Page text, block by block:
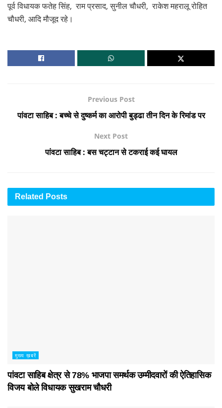
पूर्व विधायक फतेह सिंह, राम प्रसाद, सुनील चौधरी, राकेश महरालू रोहित
चौधरी, आदि मौजूद रहे।
Previous Post
पांवटा साहिब : बच्चे से दुष्कर्म का आरोपी बुड्ढा तीन दिन के रिमांड पर
Next Post
पांवटा साहिब : बस चट्टान से टकराई कई घायल
Related Posts
मुख्य ख़बरें
पांवटा साहिब क्षेत्र से 78% भाजपा समर्थक उम्मीदवारों की ऐतिहासिक
विजय बोले विधायक सुखराम चौधरी